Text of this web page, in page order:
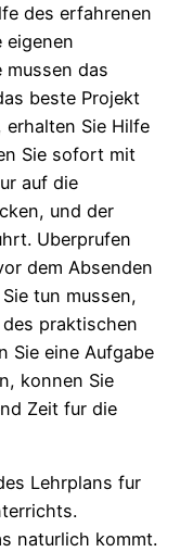
des erfahrenen
eigenen
mussen das
beste Projekt
erhalten Sie Hilfe
Sie sofort mit
auf die
und der
Uberprufen
dem Absenden
tun mussen,
praktischen
Sie eine Aufgabe
konnen Sie
Zeit fur die
Lehrplans fur
naturlich kommt.